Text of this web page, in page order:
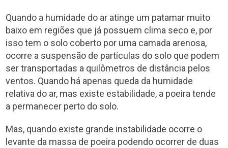
Quando a humidade do ar atinge um patamar muito
baixo em regiões que já possuem clima seco e, por
isso tem o solo coberto por uma camada arenosa,
ocorre a suspensão de partículas do solo que podem
ser transportadas a quilômetros de distância pelos
ventos. Quando há apenas queda da humidade
relativa do ar, mas existe estabilidade, a poeira tende
a permanecer perto do solo.
Mas, quando existe grande instabilidade ocorre o
levante da massa de poeira podendo ocorrer de duas